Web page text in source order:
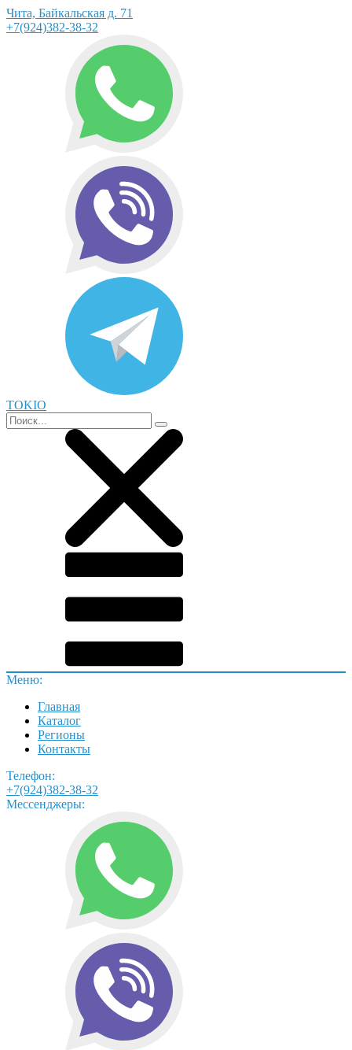
Чита, Байкальская д. 71
+7(924)382-38-32
TOKIO
Меню:
Главная
Каталог
Регионы
Контакты
Телефон:
+7(924)382-38-32
Мессенджеры: